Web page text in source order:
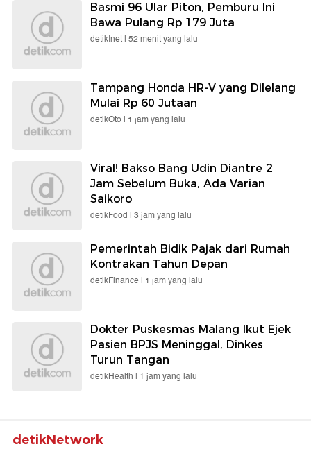
Basmi 96 Ular Piton, Pemburu Ini
Bawa Pulang Rp 179 Juta
detikInet | 52 menit yang lalu
Tampang Honda HR-V yang Dilelang
Mulai Rp 60 Jutaan
detikOto | 1 jam yang lalu
Viral! Bakso Bang Udin Diantre 2
Jam Sebelum Buka, Ada Varian
Saikoro
detikFood | 3 jam yang lalu
Pemerintah Bidik Pajak dari Rumah
Kontrakan Tahun Depan
detikFinance | 1 jam yang lalu
Dokter Puskesmas Malang Ikut Ejek
Pasien BPJS Meninggal, Dinkes
Turun Tangan
detikHealth | 1 jam yang lalu
detikNetwork